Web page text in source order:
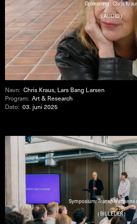
Oplæsning : Chris
( AUDIO )
Navn:Chris Kraus, Lars Bang Larsen
Program:Art & Research
Dato:03. juni 2025
Symposium: Transparensens
( BILLEDER )